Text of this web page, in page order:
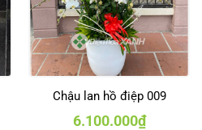
Chậu lan hồ điệp 009
6.100.000₫